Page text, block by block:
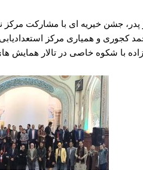
روز پدر، جشن خیریه ای با مشارکت
کجوری و همیاری مرکز
با شکوه خاصی در تالار همایش